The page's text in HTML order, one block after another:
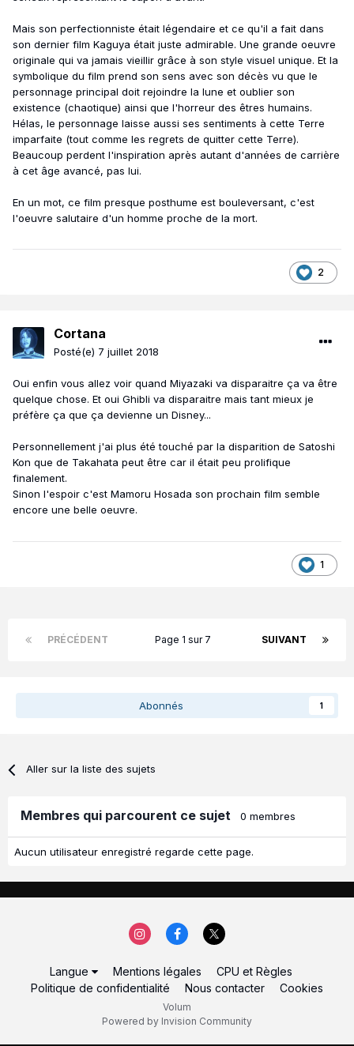
Mais son perfectionniste était légendaire et ce qu'il a fait dans
son dernier film Kaguya était juste admirable. Une grande oeuvre
originale qui va jamais vieillir grâce à son style visuel unique. Et la
symbolique du film prend son sens avec son décès vu que le
personnage principal doit rejoindre la lune et oublier son
existence (chaotique) ainsi que l'horreur des êtres humains.
Hélas, le personnage laisse aussi ses sentiments à cette Terre
imparfaite (tout comme les regrets de quitter cette Terre).
Beaucoup perdent l'inspiration après autant d'années de carrière
à cet âge avancé, pas lui.
En un mot, ce film presque posthume est bouleversant, c'est
l'oeuvre salutaire d'un homme proche de la mort.
2
Cortana
Posté(e) 7 juillet 2018
Oui enfin vous allez voir quand Miyazaki va disparaitre ça va être
quelque chose. Et oui Ghibli va disparaitre mais tant mieux je
préfère ça que ça devienne un Disney...
Personnellement j'ai plus été touché par la disparition de Satoshi
Kon que de Takahata peut être car il était peu prolifique
finalement.
Sinon l'espoir c'est Mamoru Hosada son prochain film semble
encore une belle oeuvre.
1
PRÉCÉDENT SUIVANT
Page 1 sur 7
Abonnés 1
Aller sur la liste des sujets
Membres qui parcourent ce sujet 0 membres
Aucun utilisateur enregistré regarde cette page.
Langue Mentions légales
CPU et Règles
Politique de confidentialité
Nous contacter Cookies
Volum
Powered by Invision Community